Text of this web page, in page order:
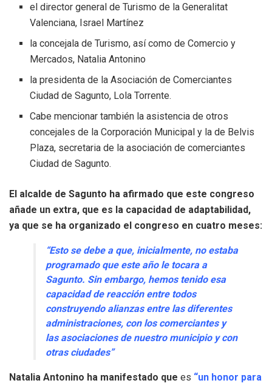
el director general de Turismo de la Generalitat
Valenciana, Israel Martínez
la concejala de Turismo, así como de Comercio y
Mercados, Natalia Antonino
la presidenta de la Asociación de Comerciantes
Ciudad de Sagunto, Lola Torrente.
Cabe mencionar también la asistencia de otros
concejales de la Corporación Municipal y la de Belvis
Plaza, secretaria de la asociación de comerciantes
Ciudad de Sagunto.
El alcalde de Sagunto ha afirmado que este congreso
añade un extra, que es la capacidad de adaptabilidad,
ya que se ha organizado el congreso en cuatro meses:
“Esto se debe a que, inicialmente, no estaba
programado que este año le tocara a
Sagunto. Sin embargo, hemos tenido esa
capacidad de reacción entre todos
construyendo alianzas entre las diferentes
administraciones, con los comerciantes y
las asociaciones de nuestro municipio y con
otras ciudades”
Natalia Antonino ha manifestado que es “un honor para